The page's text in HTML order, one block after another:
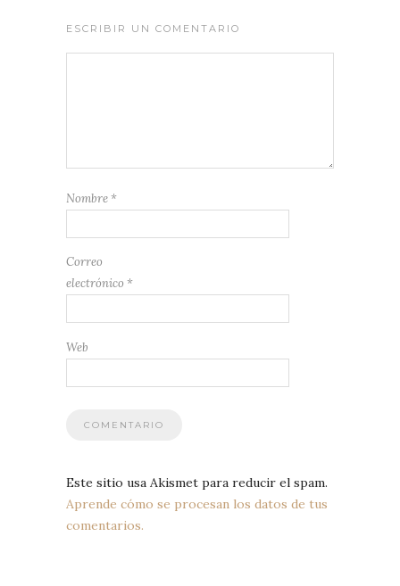
ESCRIBIR UN COMENTARIO
Nombre *
Correo
electrónico *
Web
Este sitio usa Akismet para reducir el spam.
Aprende cómo se procesan los datos de tus
comentarios.